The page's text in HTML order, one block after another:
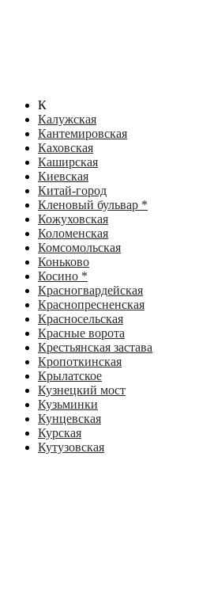
К
Калужская
Кантемировская
Каховская
Каширская
Киевская
Китай-город
Кленовый бульвар *
Кожуховская
Коломенская
Комсомольская
Коньково
Косино *
Красногвардейская
Краснопресненская
Красносельская
Красные ворота
Крестьянская застава
Кропоткинская
Крылатское
Кузнецкий мост
Кузьминки
Кунцевская
Курская
Кутузовская